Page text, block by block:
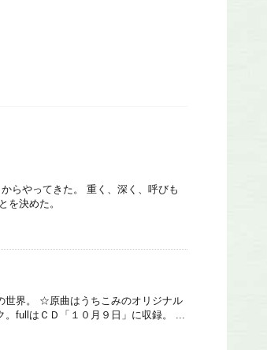
らやってきた。 重く、深く、呼びも
を決めた。
世界。 ☆原曲はうちこみのオリジナル
fullはＣＤ「１０月９日」に収録。 ...